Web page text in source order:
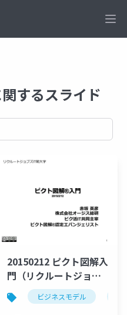
するスライド
クト図解 3w1hシート
20150212 ピクト図解入
門（リクルートジョブ
ズ様 IT朝大学）
ビジネスモデル